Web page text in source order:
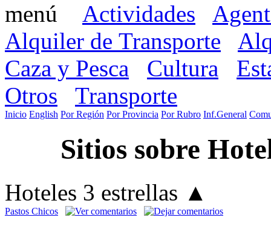
Actividades
Alquiler de Transporte
Caza y Pesca
Cultura
Otros
Transporte
Inicio English Por Región Por Provincia Por Rubro Inf.General
Sitios sobre
Hoteles 3 estrellas ▲
Pastos Chicos